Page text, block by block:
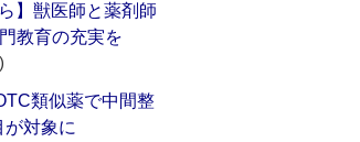
】獣医師と薬剤師
教育の充実を
類似薬で中間整
が対象に